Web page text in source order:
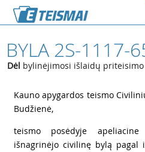
BYLA 2S-1117-
Dėl bylinėjimosi išlaidų priteisimo
Kauno apygardos teismo
Budžienė,
teismo posėdyje
išnagrinėjo civilinę bylą pagal